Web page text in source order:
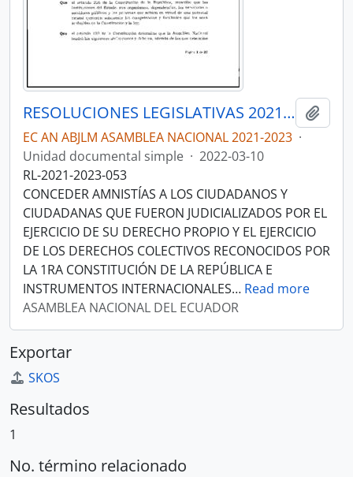
RESOLUCIONES LEGISLATIVAS 2021-2023
EC AN ABJLM ASAMBLEA NACIONAL 2021-2023 ·
Unidad documental simple · 2022-03-10
RL-2021-2023-053
CONCEDER AMNISTÍAS A LOS CIUDADANOS Y
CIUDADANAS QUE FUERON JUDICIALIZADOS POR EL
EJERCICIO DE SU DERECHO PROPIO Y EL EJERCICIO
DE LOS DERECHOS COLECTIVOS RECONOCIDOS POR
LA 1RA CONSTITUCIÓN DE LA REPÚBLICA E
INSTRUMENTOS INTERNACIONALES… Read more
ASAMBLEA NACIONAL DEL ECUADOR
Exportar
SKOS
Resultados
1
No. término relacionado